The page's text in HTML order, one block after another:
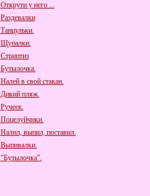
Открути у него ...
Раздевалки
Танцульки.
Щупалки.
Стриптиз
Бутылочка.
Налей в свой стакан.
Дикий пляж.
Ручеек.
Поцелуйчики.
Налил, выпил, поставил.
Выпивалки.
"Бутылочка".